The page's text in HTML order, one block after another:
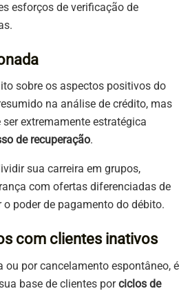
esforços de verificação de
sobre os aspectos positivos do
na análise de crédito, mas
extremamente estratégica
de recuperação.
sua carreira em grupos,
com ofertas diferenciadas de
o poder de pagamento do débito.
com clientes inativos
ou por cancelamento espontâneo, é
base de clientes porciclos de